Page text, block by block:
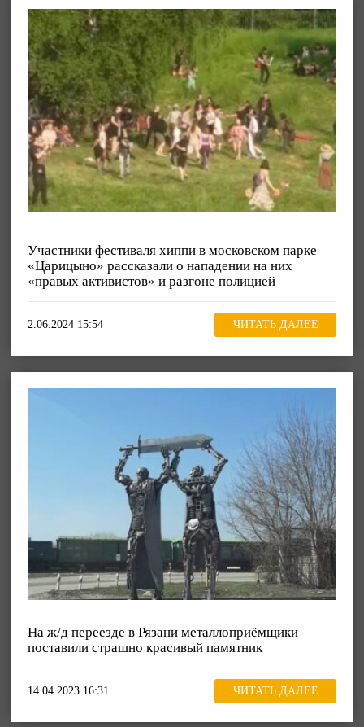
Участники фестиваля хиппи в московском парке
«Царицыно» рассказали о нападении на них
«правых активистов» и разгоне полицией
2.06.2024 15:54 ЧИТАТЬ ДАЛЕЕ
На ж/д переезде в Рязани металлоприёмщики
поставили страшно красивый памятник
14.04.2023 16:31 ЧИТАТЬ ДАЛЕЕ